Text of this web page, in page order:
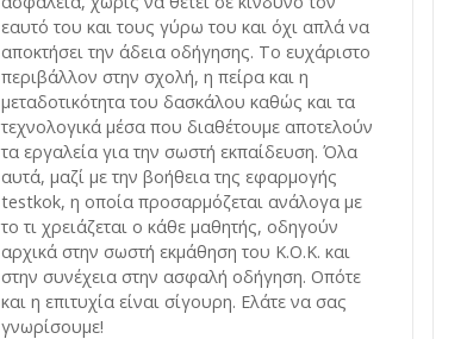
εαυτό του και τους γύρω του και όχι απλά να
αποκτήσει την άδεια οδήγησης. Το ευχάριστο
περιβάλλον στην σχολή, η πείρα και η
μεταδοτικότητα του δασκάλου καθώς και τα
τεχνολογικά μέσα που διαθέτουμε αποτελούν
τα εργαλεία για την σωστή εκπαίδευση. Όλα
αυτά, μαζί με την βοήθεια της εφαρμογής
testkok, η οποία προσαρμόζεται ανάλογα με
το τι χρειάζεται ο κάθε μαθητής, οδηγούν
αρχικά στην σωστή εκμάθηση του Κ.Ο.Κ. και
στην συνέχεια στην ασφαλή οδήγηση. Οπότε
και η επιτυχία είναι σίγουρη. Ελάτε να σας
γνωρίσουμε!